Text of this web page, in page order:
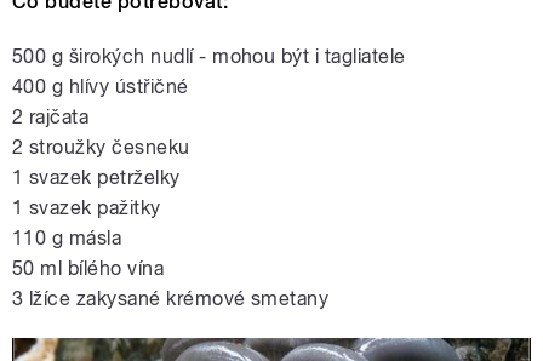
500 g širokých nudlí - mohou být i tagliatele
400 g hlívy ústřičné
2 rajčata
2 stroužky česneku
1 svazek petrželky
1 svazek pažitky
110 g másla
50 ml bílého vína
3 lžíce zakysané krémové smetany